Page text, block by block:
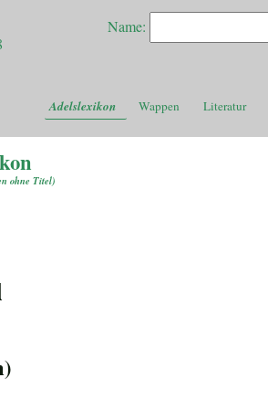
Name:
Adelslexikon Wappen Literatur
ohne Titel)